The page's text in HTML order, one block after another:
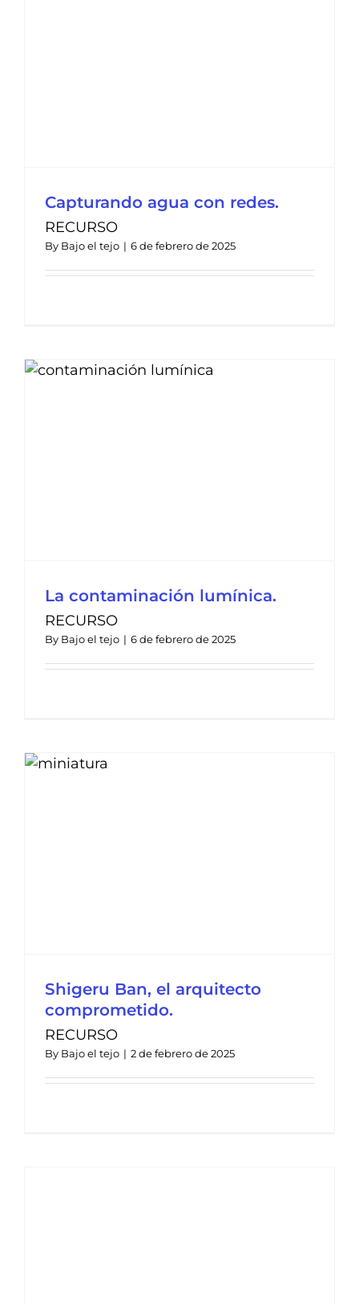
Capturando agua con redes.
RECURSO
By Bajo el tejo | 6 de febrero de 2025
La contaminación lumínica.
RECURSO
By Bajo el tejo | 6 de febrero de 2025
Shigeru Ban, el arquitecto
comprometido.
RECURSO
By Bajo el tejo | 2 de febrero de 2025